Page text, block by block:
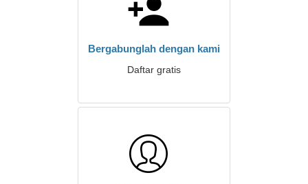
Bergabunglah dengan kami
Daftar gratis